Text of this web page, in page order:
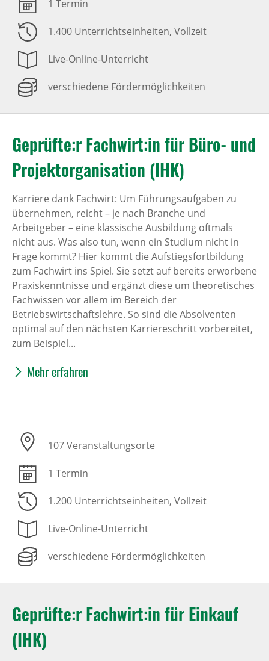
1 Termin
1.400 Unterrichtseinheiten, Vollzeit
Live-Online-Unterricht
verschiedene Fördermöglichkeiten
Geprüfte:r Fachwirt:in für Büro- und
Projektorganisation (IHK)
Karriere dank Fachwirt: Um Führungsaufgaben zu
übernehmen, reicht – je nach Branche und
Arbeitgeber – eine klassische Ausbildung oftmals
nicht aus. Was also tun, wenn ein Studium nicht in
Frage kommt? Hier kommt die Aufstiegsfortbildung
zum Fachwirt ins Spiel. Sie setzt auf bereits erworbene
Praxiskenntnisse und ergänzt diese um theoretisches
Fachwissen vor allem im Bereich der
Betriebswirtschaftslehre. So sind die Absolventen
optimal auf den nächsten Karriereschritt vorbereitet,
zum Beispiel...
Mehr erfahren
107 Veranstaltungsorte
1 Termin
1.200 Unterrichtseinheiten, Vollzeit
Live-Online-Unterricht
verschiedene Fördermöglichkeiten
Geprüfte:r Fachwirt:in für Einkauf
(IHK)